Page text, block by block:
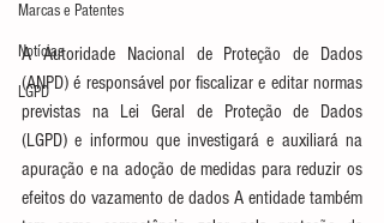
Marcas e Patentes
Notícias
LGPD
A Autoridade Nacional de Proteção de Dados
(ANPD) é responsável por fiscalizar e editar normas
previstas na Lei Geral de Proteção de Dados
(LGPD) e informou que investigará e auxiliará na
apuração e na adoção de medidas para reduzir os
efeitos do vazamento de dados A entidade também